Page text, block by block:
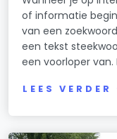
of informatie
van een
een tekst
een voorloper
LEES VERDER